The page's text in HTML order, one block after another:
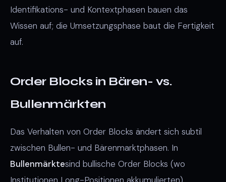
Identifikations- und Kontextphasen bauen das
Wissen auf; die Umsetzungsphase baut die Fertigkeit
auf.
Order Blocks in Bären- vs.
Bullenmärkten
Das Verhalten von Order Blocks ändert sich subtil
zwischen Bullen- und Bärenmarktphasen. In
Bullenmärktesind bullische Order Blocks (wo